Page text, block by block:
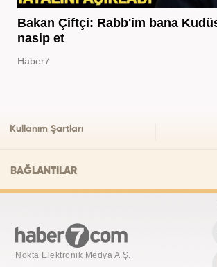
Bakan Çiftçi: Rabb'im bana
nasip et
Haber7
Kullanım Şartları
BAĞLANTILAR
Nokta Elektronik Medya A.Ş.